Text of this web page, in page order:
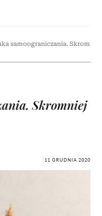
samoograniczania.
Skromniej
11 GRUDNIA 2020